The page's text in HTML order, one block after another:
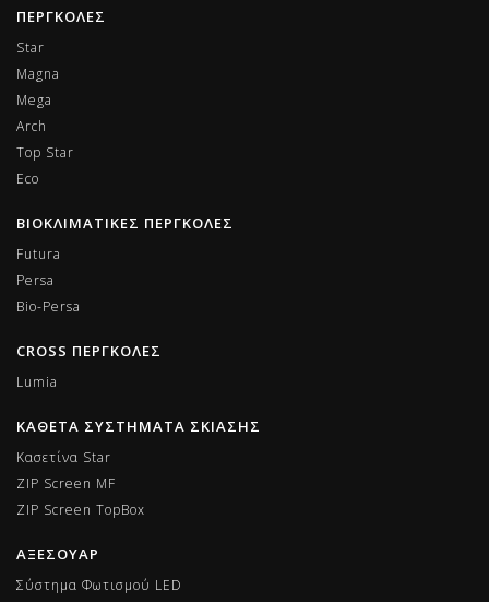
ΠΕΡΓΚΟΛΕΣ
Star
Magna
Mega
Arch
Top Star
Eco
ΒΙΟΚΛΙΜΑΤΙΚΕΣ ΠΕΡΓΚΟΛΕΣ
Futura
Persa
Bio-Persa
CROSS ΠΕΡΓΚΟΛΕΣ
Lumia
ΚΑΘΕΤΑ ΣΥΣΤΗΜΑΤΑ ΣΚΙΑΣΗΣ
Κασετίνα Star
ZIP Screen MF
ΖIP Screen TopBox
ΑΞΕΣΟΥΑΡ
Σύστημα Φωτισμού LED